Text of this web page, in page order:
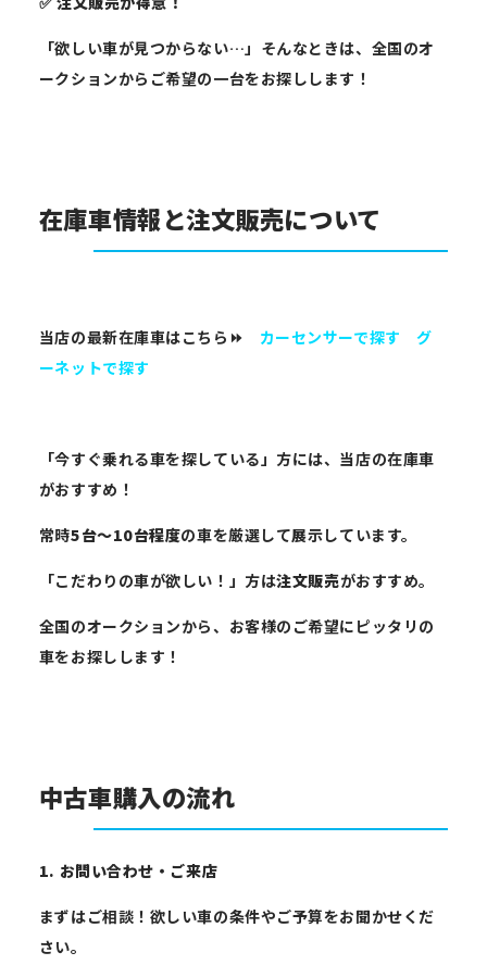
「欲しい車が見つからない…」そんなときは、全国のオ
ークションからご希望の一台をお探しします！
在庫車情報と注文販売について
当店の最新在庫車はこちら⏩ カーセンサーで探す
グ
ーネットで探す
「今すぐ乗れる車を探している」方には、当店の在庫車
がおすすめ！
常時5台〜10台程度の車を厳選して展示しています。
「こだわりの車が欲しい！」方は注文販売がおすすめ。
全国のオークションから、お客様のご希望にピッタリの
車をお探しします！
中古車購入の流れ
1. お問い合わせ・ご来店
まずはご相談！欲しい車の条件やご予算をお聞かせくだ
さい。